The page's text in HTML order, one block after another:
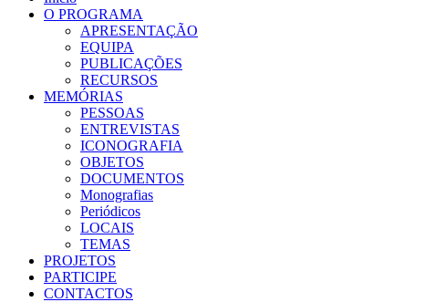
O PROGRAMA
APRESENTAÇÃO
EQUIPA
PUBLICAÇÕES
RECURSOS
MEMÓRIAS
PESSOAS
ENTREVISTAS
ICONOGRAFIA
OBJETOS
DOCUMENTOS
Monografias
Periódicos
LOCAIS
TEMAS
PROJETOS
PARTICIPE
CONTACTOS